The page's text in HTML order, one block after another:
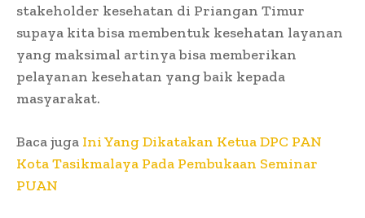
stakeholder kesehatan di Priangan Timur
supaya kita bisa membentuk kesehatan layanan
yang maksimal artinya bisa memberikan
pelayanan kesehatan yang baik kepada
masyarakat.
Baca juga Ini Yang Dikatakan Ketua DPC PAN
Kota Tasikmalaya Pada Pembukaan Seminar
PUAN